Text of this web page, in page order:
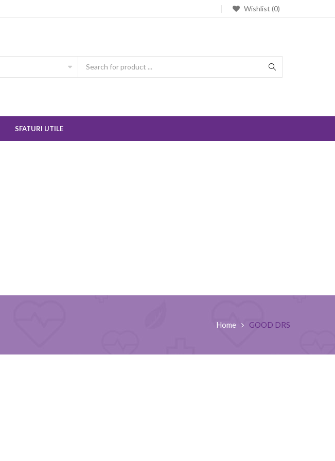
Wishlist (0)
SFATURI UTILE
Home GOOD DRS